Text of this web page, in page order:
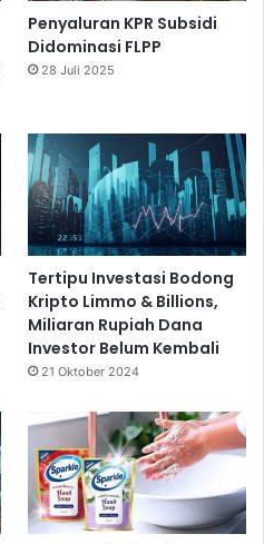
Penyaluran KPR Subsidi
Didominasi FLPP
28 Juli 2025
Tertipu Investasi Bodong
Kripto Limmo & Billions,
Miliaran Rupiah Dana
Investor Belum Kembali
21 Oktober 2024